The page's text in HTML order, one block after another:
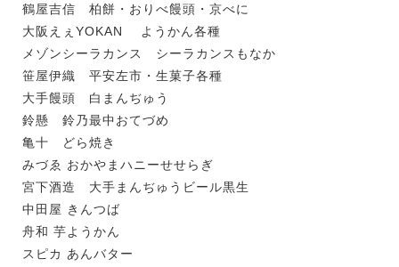
鶴屋吉信 柏餅・おりべ饅頭・京べに
大阪えぇYOKAN ようかん各種
メゾンシーラカンス シーラカンスもなか
笹屋伊織 平安左市・生菓子各種
大手饅頭 白まんぢゅう
鈴懸 鈴乃最中おてづめ
亀十 どら焼き
みづゑ おかやまハニーせせらぎ
宮下酒造 大手まんぢゅうビール黒生
中田屋 きんつば
舟和 芋ようかん
スピカ あんバター